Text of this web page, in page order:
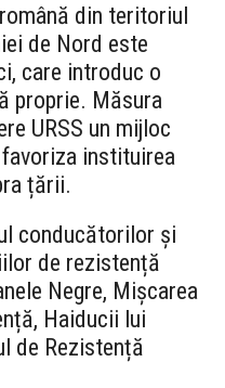
din teritoriul
de Nord este
care introduc o
proprie. Măsura
URSS un mijloc
instituirea
țării.
conducătorilor și
de rezistență
Negre, Mișcarea
Haiducii lui
de Rezistență